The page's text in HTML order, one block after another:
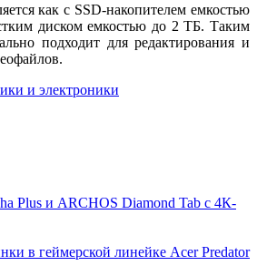
как с SSD-накопителем емкостью
диском емкостью до 2 ТБ. Таким
подходит для редактирования и
и электроники
Plus и ARCHOS Diamond Tab с 4К-
в геймерской линейке Acer Predator